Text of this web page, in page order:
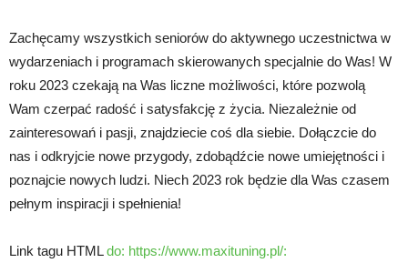
Zachęcamy wszystkich seniorów do aktywnego uczestnictwa w
wydarzeniach i programach skierowanych specjalnie do Was! W
roku 2023 czekają na Was liczne możliwości, które pozwolą
Wam czerpać radość i satysfakcję z życia. Niezależnie od
zainteresowań i pasji, znajdziecie coś dla siebie. Dołączcie do
nas i odkryjcie nowe przygody, zdobądźcie nowe umiejętności i
poznajcie nowych ludzi. Niech 2023 rok będzie dla Was czasem
pełnym inspiracji i spełnienia!
Link tagu HTMLdo: https://www.maxituning.pl/: